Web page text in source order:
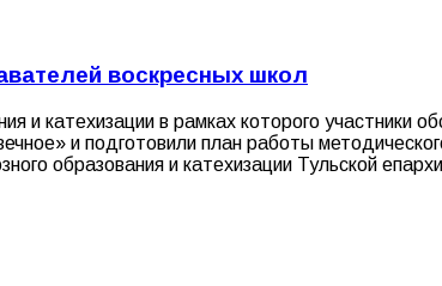
воскресных школ
и катехизации в рамках которого участники
и подготовили план работы
образования и катехизации Тульской